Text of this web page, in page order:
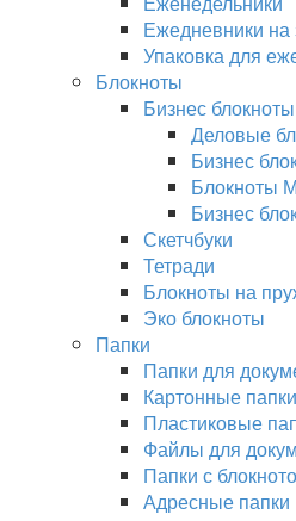
Ежедневники на
Упаковка для
Блокноты
Бизнес блокноты
Деловые
Бизнес
Блокноты
Бизнес
Скетчбуки
Тетради
Блокноты на
Эко блокноты
Папки
Папки для
Картонные папки
Пластиковые
Файлы для
Папки с
Адресные папки